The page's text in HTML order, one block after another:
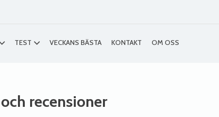
TEST VECKANS BÄSTA KONTAKT OM OSS
recensioner